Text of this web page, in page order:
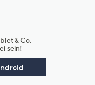
& Co.
sein!